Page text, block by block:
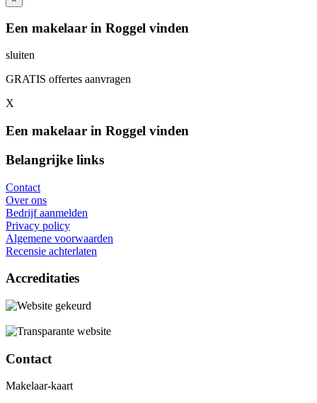
Een makelaar in Roggel vinden
sluiten
GRATIS offertes aanvragen
X
Een makelaar in Roggel vinden
Belangrijke links
Contact
Over ons
Bedrijf aanmelden
Privacy policy
Algemene voorwaarden
Recensie achterlaten
Accreditaties
Contact
Makelaar-kaart